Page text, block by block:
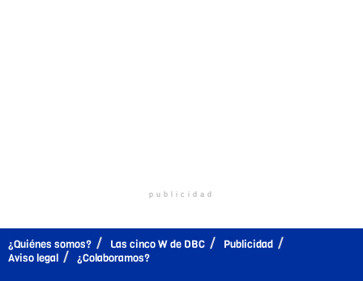
publicidad
¿Quiénes somos? Las cinco W de DBC
Publicidad
Aviso legal
¿Colaboramos?